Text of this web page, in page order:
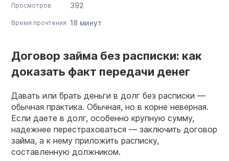
Просмотров 392
Время прочтения 18 минут
Договор займа без расписки: как
доказать факт передачи денег
Давать или брать деньги в долг без расписки —
обычная практика. Обычная, но в корне неверная.
Если даете в долг, особенно крупную сумму,
надежнее перестраховаться — заключить договор
займа, а к нему приложить расписку,
составленную должником.